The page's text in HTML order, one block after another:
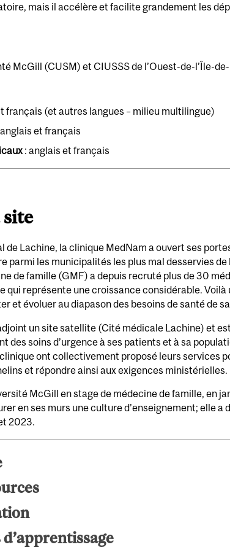
mais il accélère et facilite grandement les
McGill (CUSM) et CIUSSS de l’Ouest-de-l’Île-
français (et autres langues – milieu multilingue)
et français
: anglais et français
site
Lachine, la clinique MedNam a ouvert ses
parmi les municipalités les plus mal desservies de
de famille (GMF) a depuis recruté plus de 30
représente une croissance considérable. Voilà
et évoluer au diapason des besoins de santé de
un site satellite (Cité médicale Lachine) et
des soins d’urgence à ses patients et à sa
ont collectivement proposé leurs services
et répondre ainsi aux exigences ministérielles.
McGill en stage de médecine de famille, en
en ses murs une culture d’enseignement; elle a
2023.